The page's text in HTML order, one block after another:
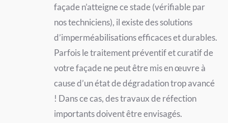
façade n’atteigne ce stade (vérifiable par
nos techniciens), il existe des solutions
d’imperméabilisations efficaces et durables.
Parfois le traitement préventif et curatif de
votre façade ne peut être mis en œuvre à
cause d’un état de dégradation trop avancé
! Dans ce cas, des travaux de réfection
importants doivent être envisagés.